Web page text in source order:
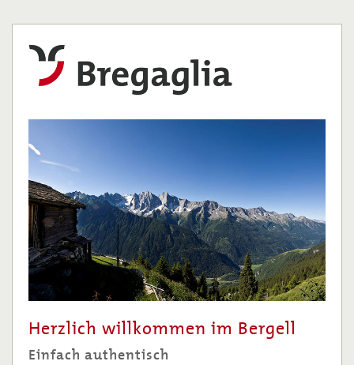
Herzlich willkommen im Bergell
Einfach authentisch